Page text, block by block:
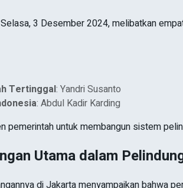
3 Desember 2024, melibatkan
Tertinggal: Yandri Susanto
: Abdul Kadir Karding
pemerintah untuk membangun sistem
Utama dalam
di Jakarta menyampaikan bahwa